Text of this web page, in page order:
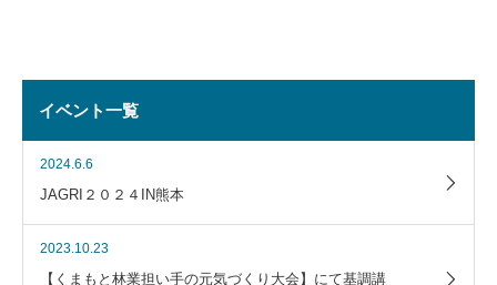
イベント一覧
2024.6.6
JAGRI２０２４IN熊本
2023.10.23
【くまもと林業担い手の元気づくり大会】にて基調講